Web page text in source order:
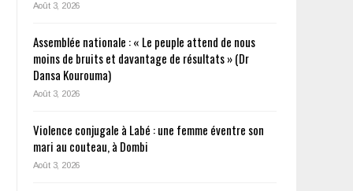
Août 3, 2026
Assemblée nationale : « Le peuple attend de nous
moins de bruits et davantage de résultats » (Dr
Dansa Kourouma)
Août 3, 2026
Violence conjugale à Labé : une femme éventre son
mari au couteau, à Dombi
Août 3, 2026